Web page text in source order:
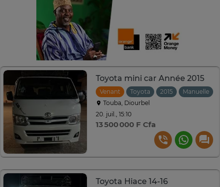
Toyota mini car Année 2015
Venant Toyota 2015
Manuelle
Touba, Diourbel
20. juil., 15:10
13 500 000 F Cfa
Toyota Hiace 14-16